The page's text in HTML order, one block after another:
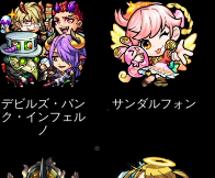
デビルズ・パン
ク・インフェル
ノ
サンダルフォン